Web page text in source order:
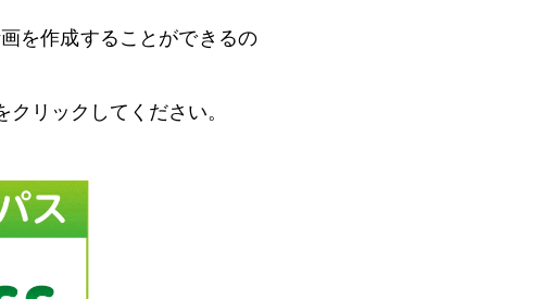
を作成することができるの
リックしてください。